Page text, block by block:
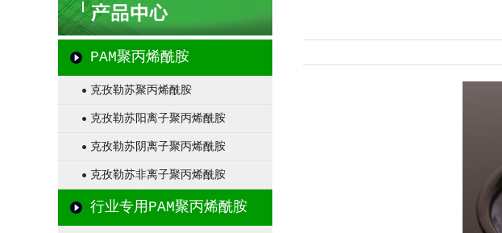
PAM聚丙烯酰胺
克孜勒苏聚丙烯酰胺
克孜勒苏阳离子聚丙烯酰胺
克孜勒苏阴离子聚丙烯酰胺
克孜勒苏非离子聚丙烯酰胺
行业专用PAM聚丙烯酰胺